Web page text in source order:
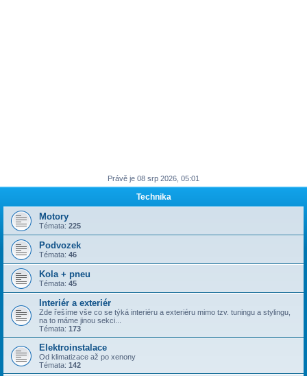
Právě je 08 srp 2026, 05:01
Technika
Motory
Témata: 225
Podvozek
Témata: 46
Kola + pneu
Témata: 45
Interiér a exteriér
Zde řešíme vše co se týká interiéru a exteriéru mimo tzv. tuningu a stylingu,
na to máme jinou sekci...
Témata: 173
Elektroinstalace
Od klimatizace až po xenony
Témata: 142